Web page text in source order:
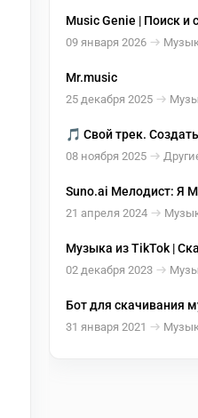
Music Genie | Поиск и
музыки
09 января 2026
Mr.music
25 декабря 2025
🎵 Свой трек.
08 ноября 2025
Suno.ai Мелодист: Я
ваших стихов!
21 апреля 2024
Музыка из TikTok |
видео без водяного
02 декабря 2023
Бот для скачивания
31 января 2021